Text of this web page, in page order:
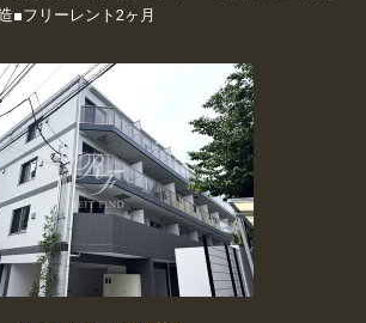
■フリーレント2ヶ月